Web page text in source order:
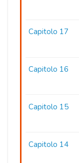
Capitolo 17
Capitolo 16
Capitolo 15
Capitolo 14